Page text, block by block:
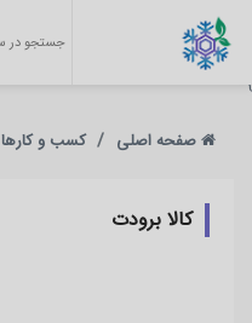
}
صفحه اصلی کسب و کارها
کالا برودت